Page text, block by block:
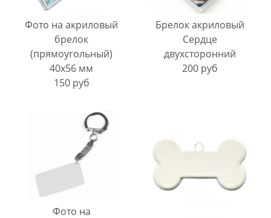
Фото на акриловый
брелок
(прямоугольный)
40х56 мм
150 руб
Брелок акриловый
Сердце
двухсторонний
200 руб
Фото на